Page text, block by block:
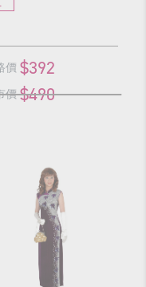
價 $392
價 $490